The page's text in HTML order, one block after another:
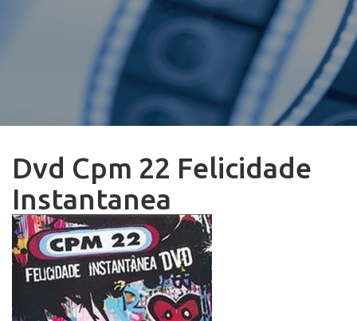
Dvd Cpm 22 Felicidade
Instantanea